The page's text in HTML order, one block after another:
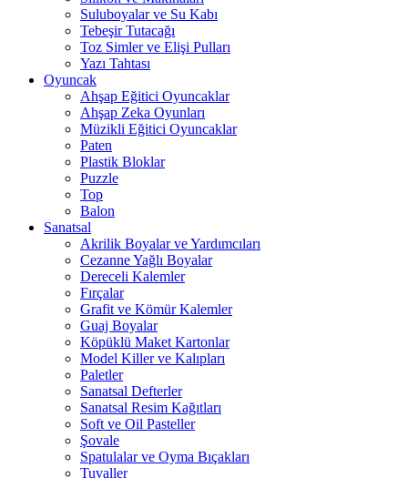
Suluboyalar ve Su Kabı
Tebeşir Tutacağı
Toz Simler ve Elişi Pulları
Yazı Tahtası
Oyuncak
Ahşap Eğitici Oyuncaklar
Ahşap Zeka Oyunları
Müzikli Eğitici Oyuncaklar
Paten
Plastik Bloklar
Puzzle
Top
Balon
Sanatsal
Akrilik Boyalar ve Yardımcıları
Cezanne Yağlı Boyalar
Dereceli Kalemler
Fırçalar
Grafit ve Kömür Kalemler
Guaj Boyalar
Köpüklü Maket Kartonlar
Model Killer ve Kalıpları
Paletler
Sanatsal Defterler
Sanatsal Resim Kağıtları
Soft ve Oil Pasteller
Şovale
Spatulalar ve Oyma Bıçakları
Tuvaller